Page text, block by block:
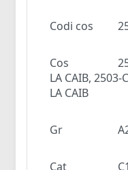
Codi cos
Cos
LA CAIB, 2503-
LA CAIB
Gr
Cat C1